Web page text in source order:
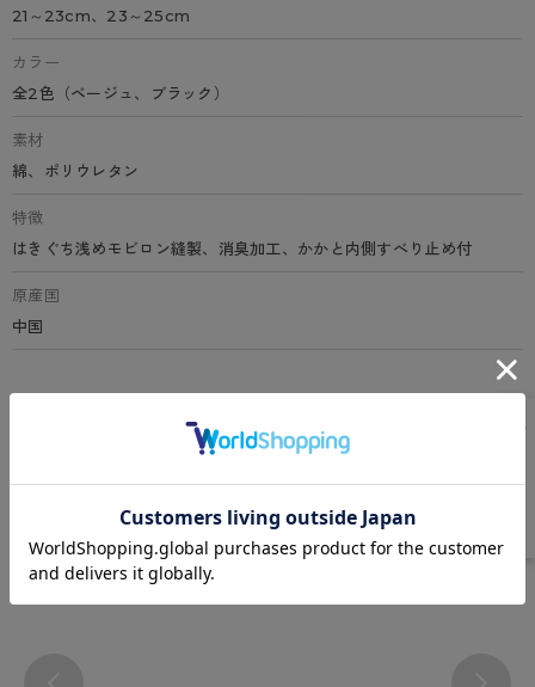
21～23cm、23～25cm
カラー
全2色（ベージュ、ブラック）
素材
綿、ポリウレタン
特徴
はきぐち浅めモビロン縫製、消臭加工、かかと内側すべり止め付
原産国
中国
Instagram
@atsugi_official_webshop